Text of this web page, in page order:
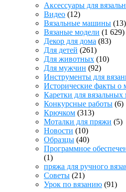
Аксессуары для
Видео (12)
Вязальные машины (13)
Вязаные модели (1 629)
Декор для дома (83)
Для детей (261)
Для животных (10)
Для мужчин (92)
Инструменты для
Исторические факты о
Каретки для
Конкурсные работы (6)
Крючком (313)
Моталки для пряжи (5)
Новости (10)
Образцы (40)
Программное
(1)
пряжа для ручного
Советы (21)
Урок по вязанию (91)